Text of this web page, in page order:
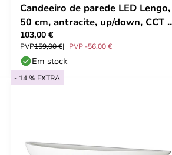
Candeeiro de parede LED Lengo,
50 cm, antracite, up/down, CCT -
Arcchio
103,00 €
PVP159,00 € PVP -56,00 €
Em stock
- 14 % EXTRA